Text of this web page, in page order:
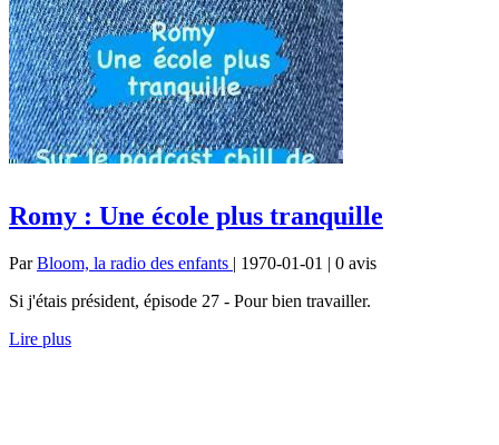
Romy : Une école plus tranquille
ParBloom, la radio des enfants | 1970-01-01 | 0 avis
Si j'étais président, épisode 27 - Pour bien travailler.
Lire plus